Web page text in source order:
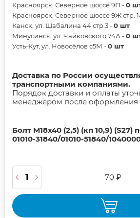
Красноярск, Северное шоссе 9П -0
Красноярск, Северное шоссе 9Ж стр.
Канск, ул. Шабалина 44 стр.3 -0 шт
Минусинск, ул. Чайковского 74А -0
Усть-Кут, ул. Новосёлов с5М -0 шт
Доставка по России
транспортными компаниями.
Порядок доставки и оплаты
менеджером после оформления
Болт М18х40 (2,5) (кп 10,9) (S27)
01010-31840/01010-51840/
70 ₽